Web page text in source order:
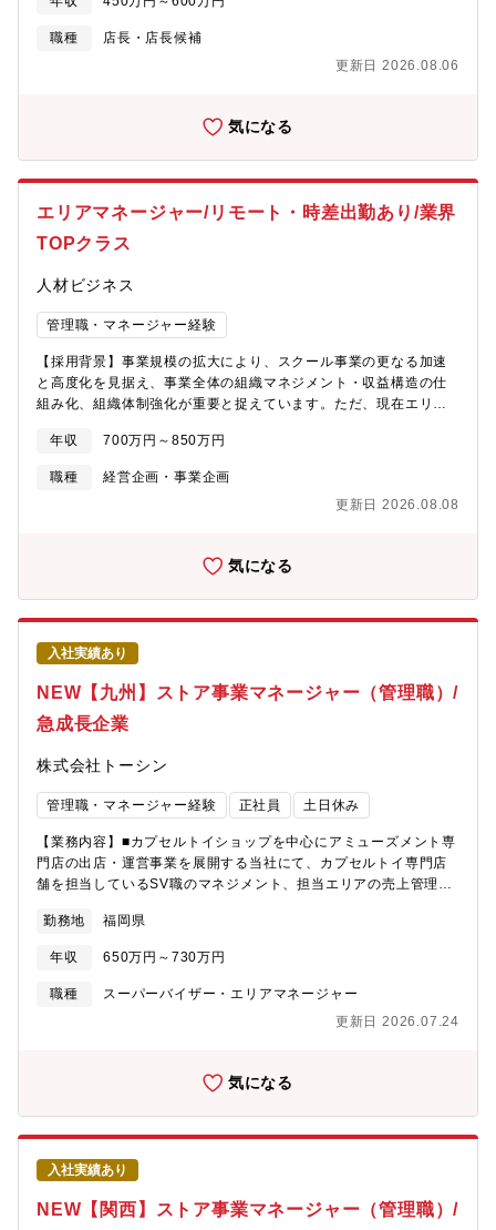
50～17：10（実働8時間／休憩80分）・9：50～19：10（実働8
時間／休憩80分）・10：50～20：10（実働8時間／休憩80分
ウトに沿って並べますが、「ここはこうした方がいい。」という
だけの仕事ができるのかが大切です。【研修・教育制度の充実】■
年次・部門ごとに行う年200回の教育セミナーや入社4年目以降の
希望者を対象とした、アメリカのチェーンストアを視察する海外
研修も費用はほぼ会社負担で実施しています。※※店舗の営業時
間は9：00～20：00（一部22：00までの店舗あり)※残業月20h
程度／繁忙期8・12月は月40h程度※残業代は全額支給
職種
店長・店長候補
更新日 2026.08.06
気になる
エリアマネージャー/リモート・時差出勤あり/業界
TOPクラス
人材ビジネス
管理職・マネージャー経験
【採用背景】事業規模の拡大により、スクール事業の更なる加速
と高度化を見据え、事業全体の組織マネジメント・収益構造の仕
組み化、組織体制強化が重要と捉えています。ただ、現在エリア
制強化のために、同社のスクール事業の3施設を統括いただけるエ
リアMGRをお招きしたいと思っております。【組織構成】■スク
ール事業・GM1名・エリアMGR ★今回採用ポジションです。・
施設長3名・3施設のスタッフ複数名【仕事内容】PALIS、ALS
び包括的な統括管理をお願いいたします。本職は、各校の財務健
スクールマネージャーの指導・育成・監督を行います。また、
学者数の拡大、人事管理、各種検査への対応、ならびにPoppins
する予定です。■自主事業スクール（PALIS、ALS広尾、ALS六本
木及びエデュスクール）の関連業務・収益の維持向上、業務効率
画、収支試算、予実管理・計画遂行のための課題抽出、改善アク
して、対象のスクール／スタッフのマネジメント・各スクールの
面／顧客面双方の状況把握、課題有れば改善策遂行・施設の自治
力向上、運営安定にむけた施設長サポート・施設長による顧客対
応のエスカレーション対応・顧客獲得計画に応じた職員採用（外
人物像】・コミュニケーションが豊富な環境で働きたい方・子ど
もたちや働く職員の快適な教育・環境を支えていきたい方・相手
方・何事にも主体的に行動し、自分事と捉え推進頂ける方・「誰
かのために」という想いで仕事をしたい方【魅力ポイント】・教
ける・ワークライフバランスが整っており、長期的に働きやすい
る・リモート週1回、時差勤務の制度もあり働きやすい環境です
年収 700万円～850万円
職種
経営企画・事業企画
更新日 2026.08.08
気になる
入社実績あり
NEW【九州】ストア事業マネージャー（管理職）/
急成長企業
株式会社トーシン
管理職・マネージャー経験 正社員 土日休み
【業務内容】■カプセルトイショップを中心にアミューズメント専
門店の出店・運営事業を展開する当社にて、カプセルトイ専門店
舗を担当しているSV職のマネジメント、担当エリアの売上管理・
の実施) ■商品の在庫管理 ■お客様対応（クレーム対応等） ■
各店舗及び担当エリアの収益管理（売上・販管費） 【やりが
い】マネージャーとして広域の店舗マネジメントを管理し経営に
近いポジションで裁量権を持って業を行えます。部下の育成に直
から、管理・メンテナンスまでワンストップで行っています※急
業概要】■カプセルトイ専門店「#C-pla」を運営。2019年3月に1
号店を出店以降、7年間で全国各地に280店舗（2026年06月末時
点）まで急拡大を続けております。■積み重ねた実績とノウハウ
で、お客さまとの信頼関係を深め、アミューズメント事業のパイ
オニアとして創業50年を迎えます。今後は、お子様を含め世代を
超えて楽しめるトータルアミューズメント・クリエイト企業を目
指します。■急成長中の会社で尚且つチャレンジ精神を重視する社
風ですので、主体性次第で自己実現の可能性は無限に拡がりま
勤務地 福岡県
年収 650万円～730万円
職種
スーパーバイザー・エリアマネージャー
更新日 2026.07.24
気になる
入社実績あり
NEW【関西】ストア事業マネージャー（管理職）/